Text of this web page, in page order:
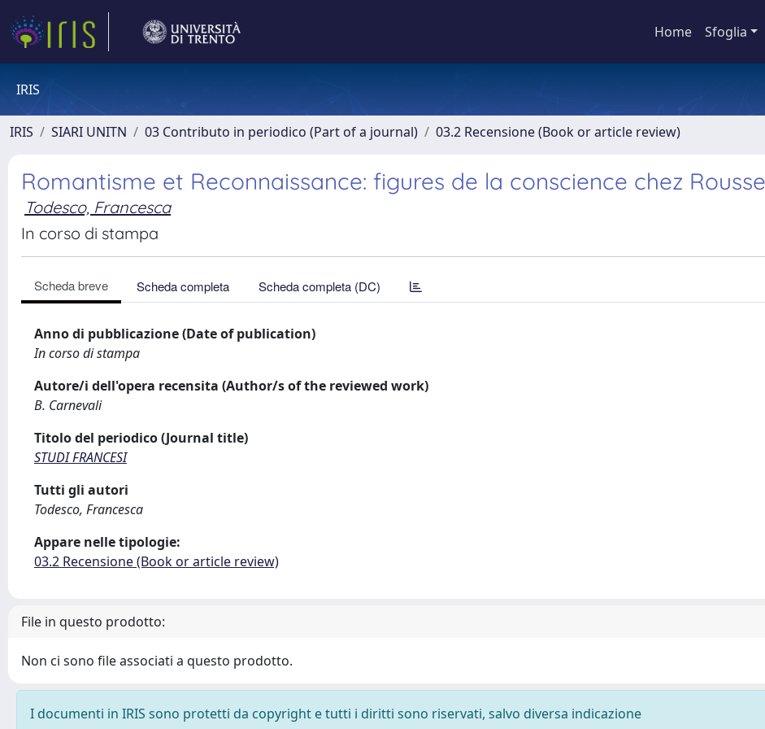
Home Sfoglia
IRIS
IRIS SIARI UNITN 03 Contributo in periodico (Part of a journal) 03.2 Recensione (Book or article review)
Romantisme et Reconnaissance: figures de la conscience chez
Todesco, Francesca
In corso di stampa
Scheda breve Scheda completa Scheda completa (DC)
Anno di pubblicazione (Date of publication)
In corso di stampa
Autore/i dell'opera recensita (Author/s of the reviewed work)
B. Carnevali
Titolo del periodico (Journal title)
STUDI FRANCESI
Tutti gli autori
Todesco, Francesca
Appare nelle tipologie:
03.2 Recensione (Book or article review)
File in questo prodotto:
Non ci sono file associati a questo prodotto.
I documenti in IRIS sono protetti da copyright e tutti i diritti sono riservati, salvo diversa indicazione